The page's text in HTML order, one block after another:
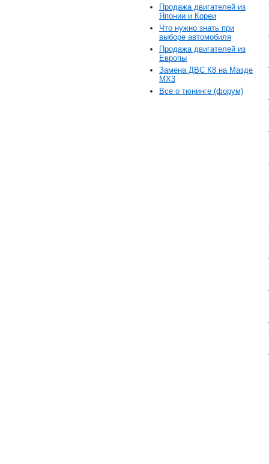
Продажа двигателей из
Японии и Кореи
Что нужно знать при
выборе автомобиля
Продажа двигателей из
Европы
Замена ДВС К8 на Мазде
MX3
Все о тюнинге (форум)